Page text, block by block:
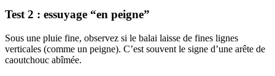
Test 2 : essuyage “en peigne”
Sous une pluie fine, observez si le balai laisse de fines lignes
verticales (comme un peigne). C’est souvent le signe d’une arête de
caoutchouc abîmée.